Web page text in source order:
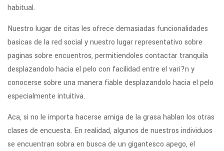
habitual.
Nuestro lugar de citas les ofrece demasiadas funcionalidades
basicas de la red social y nuestro lugar representativo sobre
paginas sobre encuentros, permitiendoles contactar tranquila
desplazandolo hacia el pelo con facilidad entre el vari?n y
conocerse sobre una manera fiable desplazandolo hacia el pelo
especialmente intuitiva.
Aca, si no le importa hacerse amiga de la grasa hablan los otras
clases de encuesta. En realidad, algunos de nuestros individuos
se encuentran sobra en busca de un gigantesco apego, el